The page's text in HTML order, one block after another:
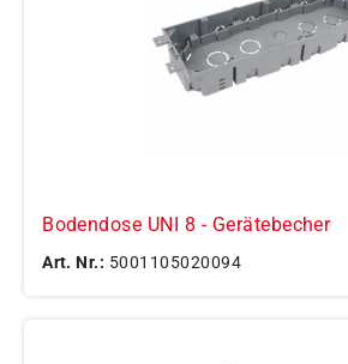
Bodendose UNI 8 - Gerätebecher
Art. Nr.: 5001105020094